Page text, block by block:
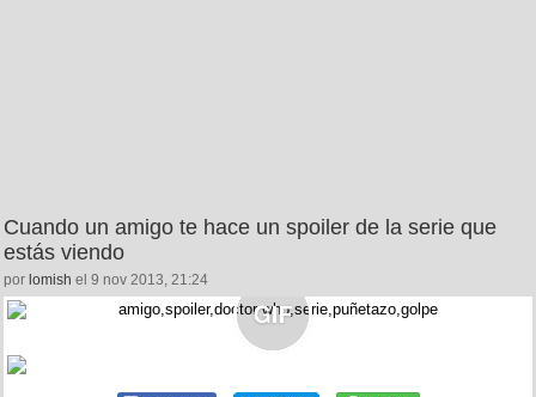
Cuando un amigo te hace un spoiler de la serie que
estás viendo
por lomish el 9 nov 2013, 21:24